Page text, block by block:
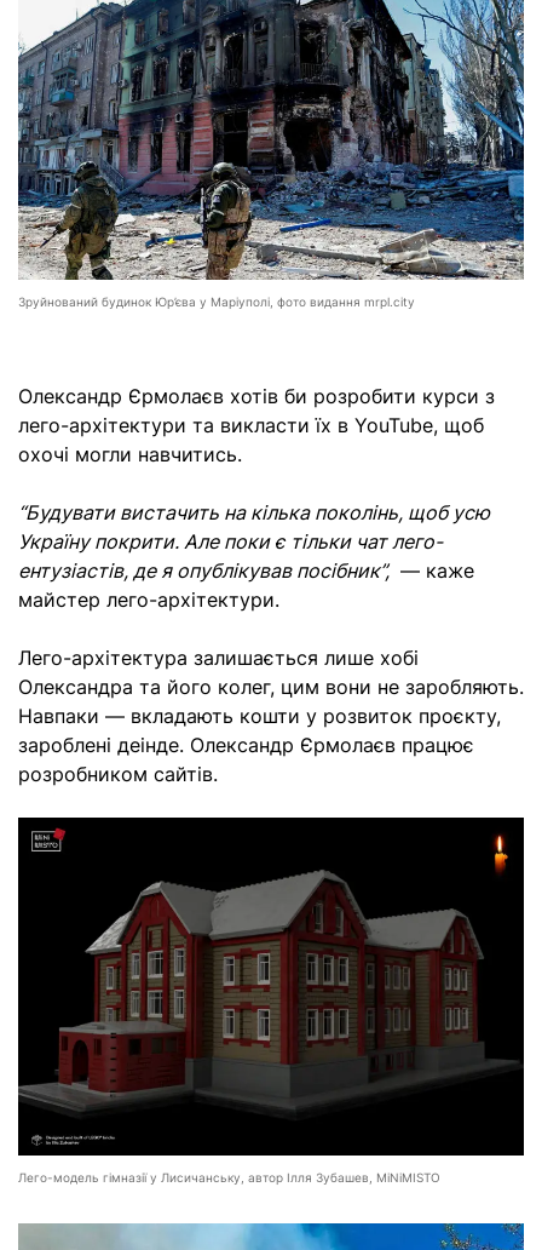
Зруйнований будинок Юр’єва у Маріуполі, фото видання mrpl.city
Олександр Єрмолаєв хотів би розробити курси з
лего-архітектури та викласти їх в YouTube, щоб
охочі могли навчитись.
“Будувати вистачить на кілька поколінь, щоб усю
Україну покрити. Але поки є тільки чат лего-
ентузіастів, де я опублікував посібник”, — каже
майстер лего-архітектури.
Лего-архітектура залишається лише хобі
Олександра та його колег, цим вони не заробляють.
Навпаки — вкладають кошти у розвиток проєкту,
зароблені деінде. Олександр Єрмолаєв працює
розробником сайтів.
Лего-модель гімназії у Лисичанську, автор Ілля Зубашев, MiNiMISTO